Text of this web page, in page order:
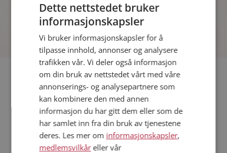
Fler single
Flere singlemenn fra Klepp: Svein Ove,Henrik
Kvinner fra Klepp
Date kvinner i Norge
Date menn i Norge
Dette nettstedet bruker
informasjonskapsler
Vi bruker informasjonskapsler for å
tilpasse innhold, annonser og analysere
trafikken vår. Vi deler også informasjon
om din bruk av nettstedet vårt med våre
annonserings- og analysepartnere som
kan kombinere den med annen
informasjon du har gitt dem eller som de
har samlet inn fra din bruk av tjenestene
deres. Les mer om informasjonskapsler,
medlemsvilkåreller vår